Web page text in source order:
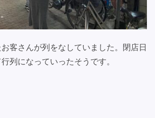
客さんが列をなしていました。閉店日
列になっていったそうです。